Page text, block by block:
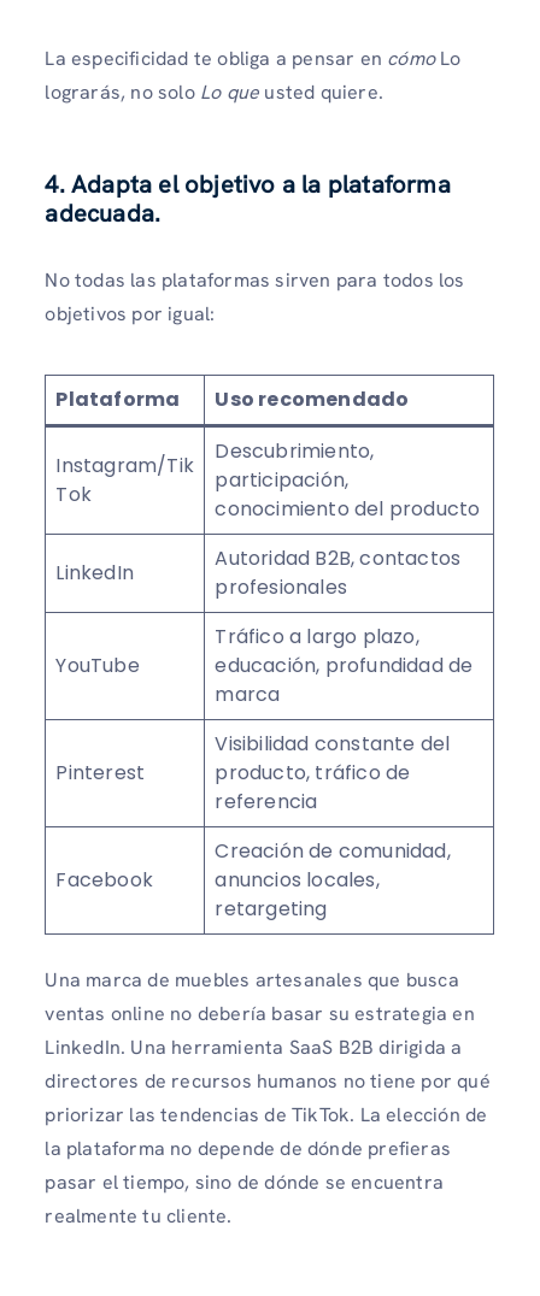
La especificidad te obliga a pensar en cómoLo
lograrás, no solo Lo que usted quiere.
4. Adapta el objetivo a la plataforma
adecuada.
No todas las plataformas sirven para todos los
objetivos por igual:
Plataforma Uso recomendado
Instagram/Tik
Tok
Descubrimiento,
participación,
conocimiento del producto
LinkedIn
Autoridad B2B, contactos
profesionales
YouTube
Tráfico a largo plazo,
educación, profundidad de
marca
Pinterest
Visibilidad constante del
producto, tráfico de
referencia
Facebook
Creación de comunidad,
anuncios locales,
retargeting
Una marca de muebles artesanales que busca
ventas online no debería basar su estrategia en
LinkedIn. Una herramienta SaaS B2B dirigida a
directores de recursos humanos no tiene por qué
priorizar las tendencias de TikTok. La elección de
la plataforma no depende de dónde prefieras
pasar el tiempo, sino de dónde se encuentra
realmente tu cliente.